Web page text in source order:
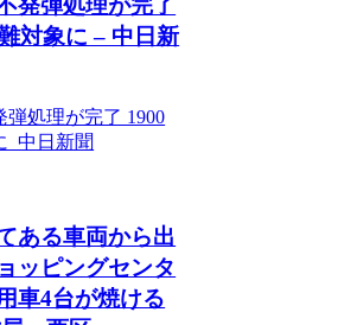
発弾処理が完了
対象に – 中日新
処理が完了 1900
中日新聞
ある車両から出
ッピングセンタ
車4台が焼ける